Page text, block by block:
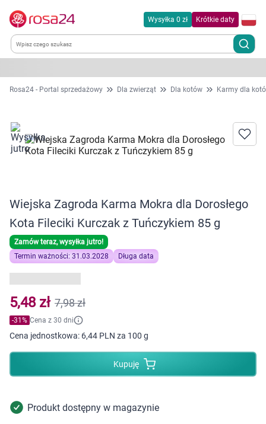
Wysyłka 0 zł Krótkie daty
Kategorie
Dla zwierząt
Zdrowie
Kobieta w ciąży i mama
Dziecko
Higiena
Kosmetyki
Rosa24 - Portal sprzedażowy Dla zwierząt Dla kotów Karmy dla
Wiejska Zagroda Karma Mokra dla Dorosłego
Kota Fileciki Kurczak z Tuńczykiem 85 g
Zamów teraz, wysyłka jutro!
Termin ważności: 31.03.2028
Długa data
5,48 zł 7,98 zł
-31 % Cena z 30 dni
Cena jednostkowa: 6,44 PLN za 100 g
Kupuję
Produkt dostępny w magazynie